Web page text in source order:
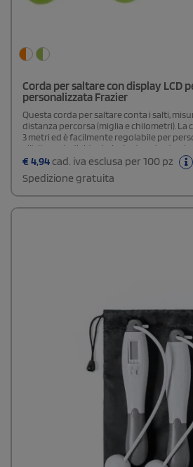
Corda per saltare con display LCD
personalizzata Frazier
Questa corda per saltare conta i salti,
distanza percorsa (miglia e chilometri). La
3 metri ed è facilmente regolabile per
all'altezza individuale. La testa rotante
le direzioni, consentendo salti in avanti,
€ 4,94 cad. iva esclusa per 100 pz
Spedizione gratuita